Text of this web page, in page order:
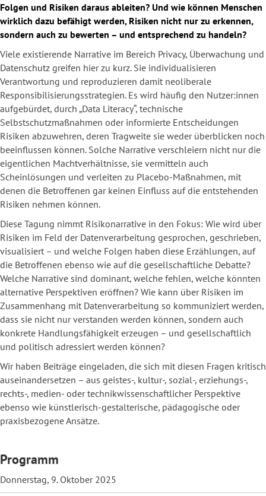
Folgen und Risiken daraus ableiten? Und wie können Menschen
wirklich dazu befähigt werden, Risiken nicht nur zu erkennen,
sondern auch zu bewerten – und entsprechend zu handeln?
Viele existierende Narrative im Bereich Privacy, Überwachung und
Datenschutz greifen hier zu kurz. Sie individualisieren
Verantwortung und reproduzieren damit neoliberale
Responsibilisierungsstrategien. Es wird häufig den Nutzer:innen
aufgebürdet, durch „Data Literacy“, technische
Selbstschutzmaßnahmen oder informierte Entscheidungen
Risiken abzuwehren, deren Tragweite sie weder überblicken noch
beeinflussen können. Solche Narrative verschleiern nicht nur die
eigentlichen Machtverhältnisse, sie vermitteln auch
Scheinlösungen und verleiten zu Placebo-Maßnahmen, mit
denen die Betroffenen gar keinen Einfluss auf die entstehenden
Risiken nehmen können.
Diese Tagung nimmt Risikonarrative in den Fokus: Wie wird über
Risiken im Feld der Datenverarbeitung gesprochen, geschrieben,
visualisiert – und welche Folgen haben diese Erzählungen, auf
die Betroffenen ebenso wie auf die gesellschaftliche Debatte?
Welche Narrative sind dominant, welche fehlen, welche könnten
alternative Perspektiven eröffnen? Wie kann über Risiken im
Zusammenhang mit Datenverarbeitung so kommuniziert werden,
dass sie nicht nur verstanden werden können, sondern auch
konkrete Handlungsfähigkeit erzeugen – und gesellschaftlich
und politisch adressiert werden können?
Wir haben Beiträge eingeladen, die sich mit diesen Fragen kritisch
auseinandersetzen – aus geistes-, kultur-, sozial-, erziehungs-,
rechts-, medien- oder technikwissenschaftlicher Perspektive
ebenso wie künstlerisch-gestalterische, pädagogische oder
praxisbezogene Ansätze.
Programm
Donnerstag, 9. Oktober 2025